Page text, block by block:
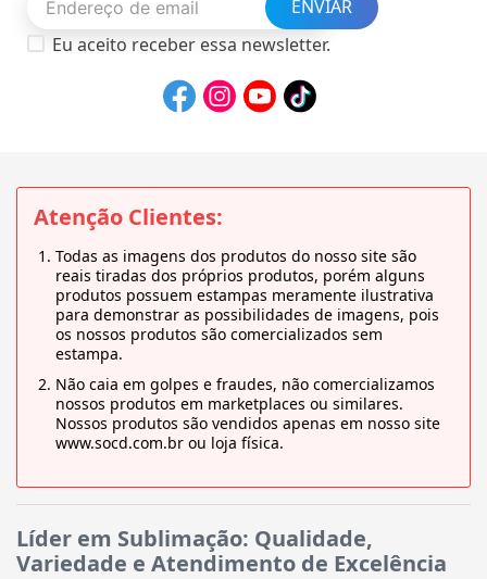
ENVIAR
Eu aceito receber essa newsletter.
Atenção Clientes:
Todas as imagens dos produtos do nosso site são
reais tiradas dos próprios produtos, porém alguns
produtos possuem estampas meramente ilustrativa
para demonstrar as possibilidades de imagens, pois
os nossos produtos são comercializados sem
estampa.
Não caia em golpes e fraudes, não comercializamos
nossos produtos em marketplaces ou similares.
Nossos produtos são vendidos apenas em nosso site
www.socd.com.br ou loja física.
Líder em Sublimação: Qualidade,
Variedade e Atendimento de Excelência